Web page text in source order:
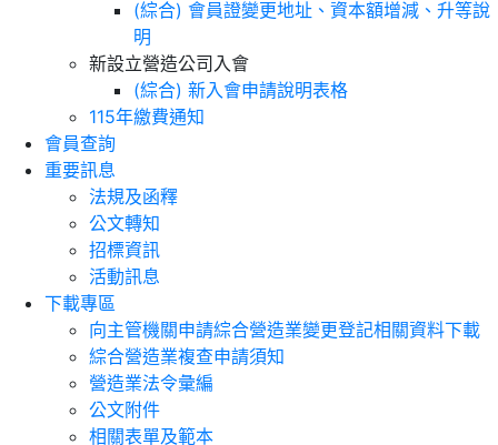
(綜合) 會員證變更地址、資本額增減、升等說
明
新設立營造公司入會
(綜合) 新入會申請說明表格
115年繳費通知
會員查詢
重要訊息
法規及函釋
公文轉知
招標資訊
活動訊息
下載專區
向主管機關申請綜合營造業變更登記相關資料下載
綜合營造業複查申請須知
營造業法令彙編
公文附件
相關表單及範本